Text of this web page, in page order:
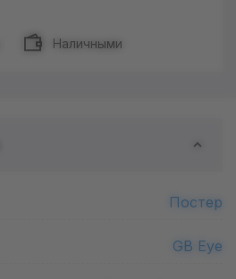
Наличными
Постер
GB Eye